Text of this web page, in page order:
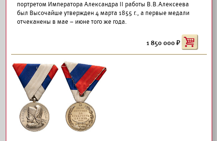
портретом Императора Александра II работы В.В.Алексеева
был Высочайше утвержден 4 марта 1855 г., а первые медали
отчеканены в мае – июне того же года.
1 850 000